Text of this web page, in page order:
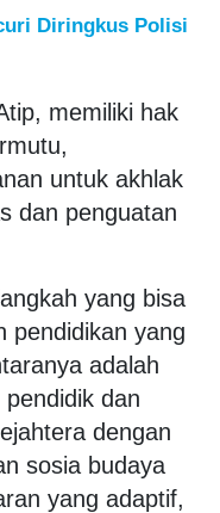
Diringkus Polisi
memiliki hak
untuk akhlak
dan penguatan
yang bisa
pendidikan yang
adalah
dan
dengan
sosia budaya
yang adaptif,